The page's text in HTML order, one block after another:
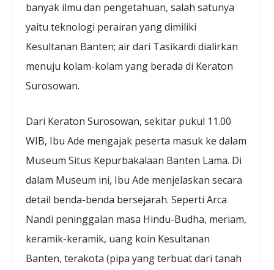
banyak ilmu dan pengetahuan, salah satunya
yaitu teknologi perairan yang dimiliki
Kesultanan Banten; air dari Tasikardi dialirkan
menuju kolam-kolam yang berada di Keraton
Surosowan.
Dari Keraton Surosowan, sekitar pukul 11.00
WIB, Ibu Ade mengajak peserta masuk ke dalam
Museum Situs Kepurbakalaan Banten Lama. Di
dalam Museum ini, Ibu Ade menjelaskan secara
detail benda-benda bersejarah. Seperti Arca
Nandi peninggalan masa Hindu-Budha, meriam,
keramik-keramik, uang koin Kesultanan
Banten, terakota (pipa yang terbuat dari tanah